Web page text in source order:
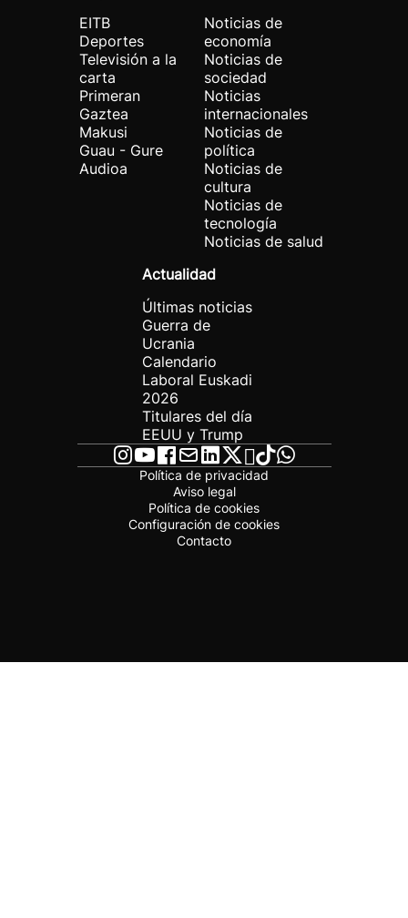
EITB
Deportes
Televisión a la
carta
Primeran
Gaztea
Makusi
Guau - Gure
Audioa
Noticias de
economía
Noticias de
sociedad
Noticias
internacionales
Noticias de
política
Noticias de
cultura
Noticias de
tecnología
Noticias de salud
Actualidad
Últimas noticias
Guerra de
Ucrania
Calendario
Laboral Euskadi
2026
Titulares del día
EEUU y Trump
Política de privacidad
Aviso legal
Política de cookies
Configuración de cookies
Contacto